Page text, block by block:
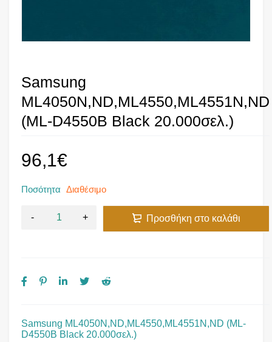
Samsung
ML4050N,ND,ML4550,ML4551N,ND
(ML-D4550B Black 20.000σελ.)
Samsung ML4050N,ND,ML4550,ML4551N,ND (ML-
D4550B Black 20.000σελ.)
96,1€
Ποσότητα Διαθέσιμο
Προσθήκη στο καλάθι